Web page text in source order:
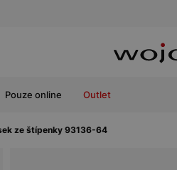
Pouze online Outlet
ze štípenky 93136-64